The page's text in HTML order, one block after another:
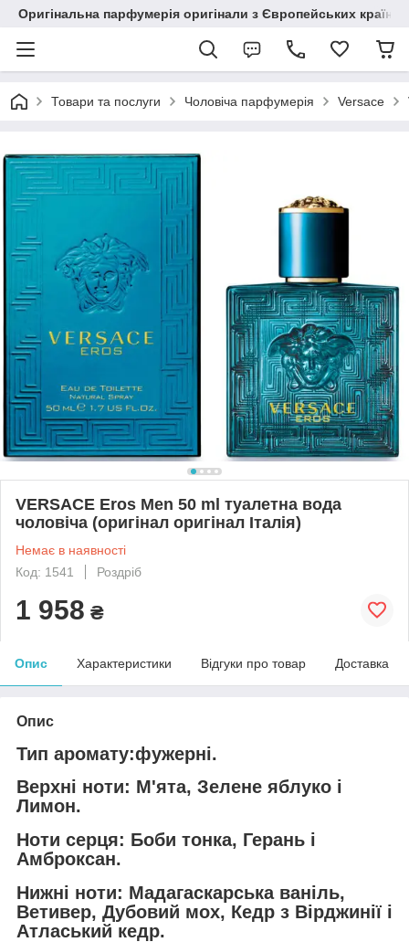
Оригінальна парфумерія оригінали з Європейських країн
Товари та послуги Чоловіча парфумерія Versace
VERSACE Eros Men 50 ml туалетна вода
чоловіча (оригінал оригінал Італія)
Немає в наявності
Код: 1541
Роздріб
1 958 ₴
Опис Характеристики Відгуки про товар Доставка
Опис
Тип аромату:фужерні.
Верхні ноти: М'ята, Зелене яблуко і
Лимон.
Ноти серця: Боби тонка, Герань і
Амброксан.
Нижні ноти: Мадагаскарська ваніль,
Ветивер, Дубовий мох, Кедр з Вірджинії і
Атласький кедр.